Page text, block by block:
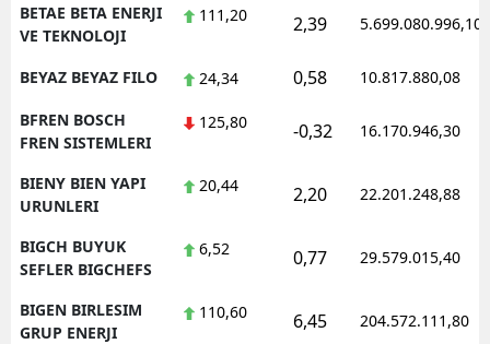
BETAE BETA ENERJI
VE TEKNOLOJI
111,20 2,39 5.699.080.996,10
BEYAZ BEYAZ FILO 24,34 0,58 10.817.880,08
BFREN BOSCH
FREN SISTEMLERI
125,80 -0,32 16.170.946,30
BIENY BIEN YAPI
URUNLERI
20,44 2,20 22.201.248,88
BIGCH BUYUK
SEFLER BIGCHEFS
6,52 0,77 29.579.015,40
BIGEN BIRLESIM
GRUP ENERJI
110,60 6,45 204.572.111,80